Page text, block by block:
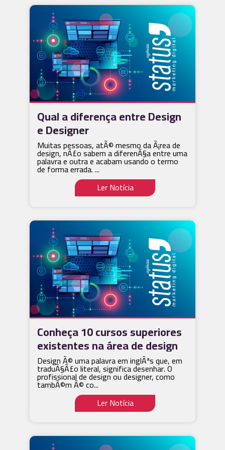
Qual a diferença entre Design
e Designer
Muitas pessoas, atÃ© mesmo da Ã¡rea de
design, nÃ£o sabem a diferenÃ§a entre uma
palavra e outra e acabam usando o termo
de forma errada. ...
Ler Notícia
Conheça 10 cursos superiores
existentes na área de design
Design Ã© uma palavra em inglÃªs que, em
traduÃ§Ã£o literal, significa desenhar. O
profissional de design ou designer, como
tambÃ©m Ã© co...
Ler Notícia